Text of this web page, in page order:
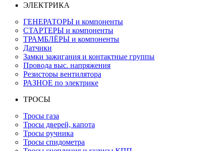
ЭЛЕКТРИКА
ГЕНЕРАТОРЫ и компоненты
СТАРТЕРЫ и компоненты
ТРАМБЛЁРЫ и компоненты
Датчики
Замки зажигания и контактные группы
Провода выс. напряжения
Резисторы вентилятора
РАЗНОЕ по электрике
ТРОСЫ
Тросы газа
Тросы дверей, капота
Тросы ручника
Тросы спидометра